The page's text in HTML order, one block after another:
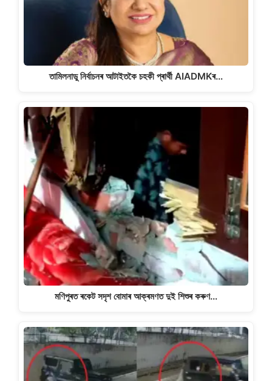
তামিলনাডু নিৰ্বাচনৰ আটাইতকৈ চহকী প্ৰাৰ্থী AIADMKৰ…
মণিপুৰত ৰকেট সদৃশ বোমাৰ আক্ৰমণত দুই শিশুৰ কৰুণ…